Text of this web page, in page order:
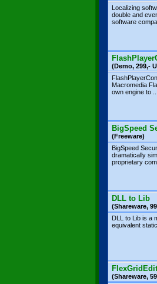
Localizing
double and
software
(Demo, 299,-
Macromedia
own engine to ...
BigSpeed
(Freeware)
BigSpeed
dramatically
proprietary
DLL to Lib
(Shareware,
DLL to Lib is a
equivalent
(Shareware,